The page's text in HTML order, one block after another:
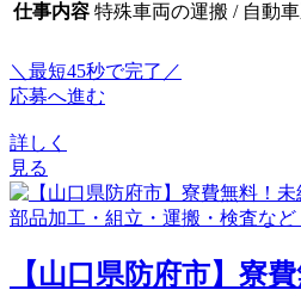
仕事内容 特殊車両の運搬 / 自動
＼最短45秒で完了／
応募へ進む
詳しく
見る
【山口県防府市】寮